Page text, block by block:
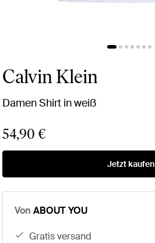
Calvin Klein
Damen Shirt in weiß
54,90 €
Jetzt kaufen
Von ABOUT YOU
gratis versand